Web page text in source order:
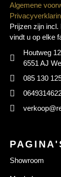
Algemene
Prijzen zijn
vindt u op elke
Houtweg 12
6551 AJ
085 130
Showroom